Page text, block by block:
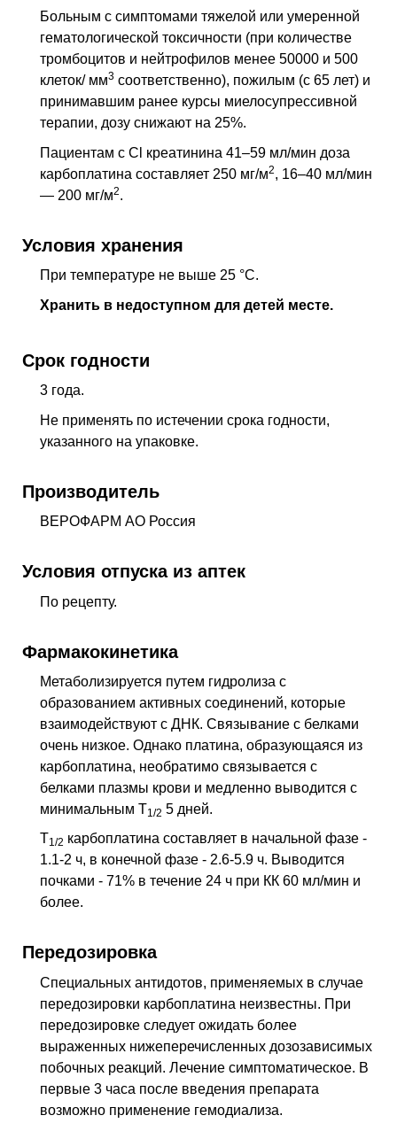
Больным с симптомами тяжелой или умеренной
гематологической токсичности (при количестве
тромбоцитов и нейтрофилов менее 50000 и 500
клеток/ мм3 соответственно), пожилым (с 65 лет) и
принимавшим ранее курсы миелосупрессивной
терапии, дозу снижают на 25%.
Пациентам с Cl креатинина 41–59 мл/мин доза
карбоплатина составляет 250 мг/м2, 16–40 мл/мин
— 200 мг/м2.
Условия хранения
При температуре не выше 25 °C.
Хранить в недоступном для детей месте.
Срок годности
3 года.
Не применять по истечении срока годности,
указанного на упаковке.
Производитель
ВЕРОФАРМ АО Россия
Условия отпуска из аптек
По рецепту.
Фармакокинетика
Метаболизируется путем гидролиза с
образованием активных соединений, которые
взаимодействуют с ДНК. Связывание с белками
очень низкое. Однако платина, образующаяся из
карбоплатина, необратимо связывается с
белками плазмы крови и медленно выводится с
минимальным T1/2 5 дней.
T1/2 карбоплатина составляет в начальной фазе -
1.1-2 ч, в конечной фазе - 2.6-5.9 ч. Выводится
почками - 71% в течение 24 ч при КК 60 мл/мин и
более.
Передозировка
Специальных антидотов, применяемых в случае
передозировки карбоплатина неизвестны. При
передозировке следует ожидать более
выраженных нижеперечисленных дозозависимых
побочных реакций. Лечение симптоматическое. В
первые 3 часа после введения препарата
возможно применение гемодиализа.